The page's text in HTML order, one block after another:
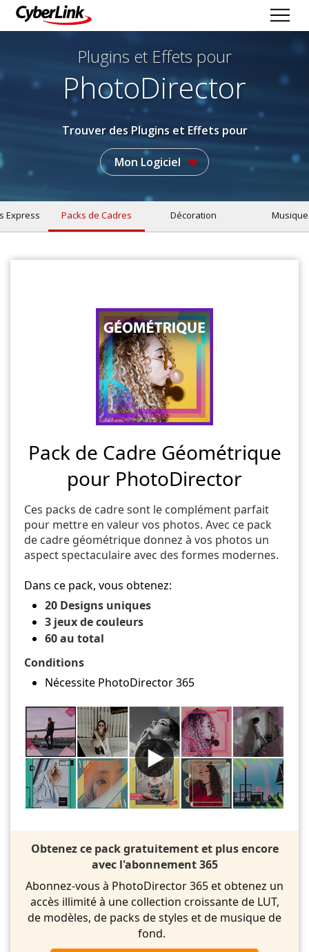
Plugins et Effets pour
PhotoDirector
Trouver des Plugins et Effets pour
Mon Logiciel
Express Packs de Cadres Décoration Musique
Pack de Cadre Géométrique
pour PhotoDirector
Ces packs de cadre sont le complément parfait
pour mettre en valeur vos photos. Avec ce pack
de cadre géométrique donnez à vos photos un
aspect spectaculaire avec des formes modernes.
Dans ce pack, vous obtenez:
20 Designs uniques
3 jeux de couleurs
60 au total
Conditions
Nécessite PhotoDirector 365
Obtenez ce pack gratuitement et plus encore
avec l'abonnement 365
Abonnez-vous à PhotoDirector 365 et obtenez un
accès illimité à une collection croissante de LUT,
de modèles, de packs de styles et de musique de
fond.